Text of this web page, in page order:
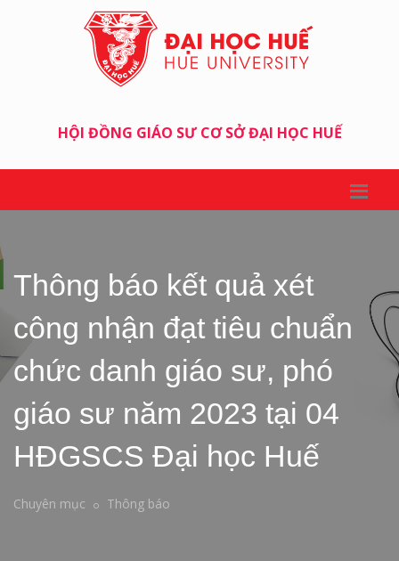
HỘI ĐỒNG GIÁO SƯ CƠ SỞ ĐẠI HỌC HUẾ
Thông báo kết quả xét
công nhận đạt tiêu chuẩn
chức danh giáo sư, phó
giáo sư năm 2023 tại 04
HĐGSCS Đại học Huế
Chuyên mục Thông báo